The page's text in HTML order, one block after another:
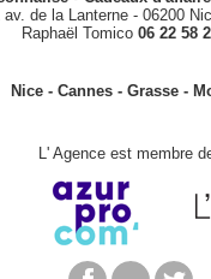
av. de la Lanterne - 06200
Raphaël Tomico 06 22 58
Nice - Cannes - Grasse -
L' Agence est membre